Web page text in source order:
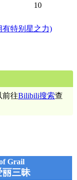
10
有特别星之力)
前往Bilibili搜索查
Grail
丽三昧